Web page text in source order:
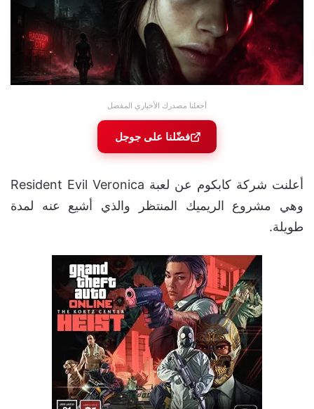
أجعلنا مصدرك الأخباري المفضل
فضّلنا على جوجل
أعلنت شركة كابكوم عن لعبة Resident Evil Veronica
وهي مشروع الريميك المنتظر والذي أشيع عنه لمدة
طويلة.